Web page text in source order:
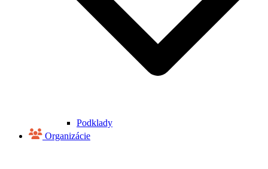
Podklady
Organizácie